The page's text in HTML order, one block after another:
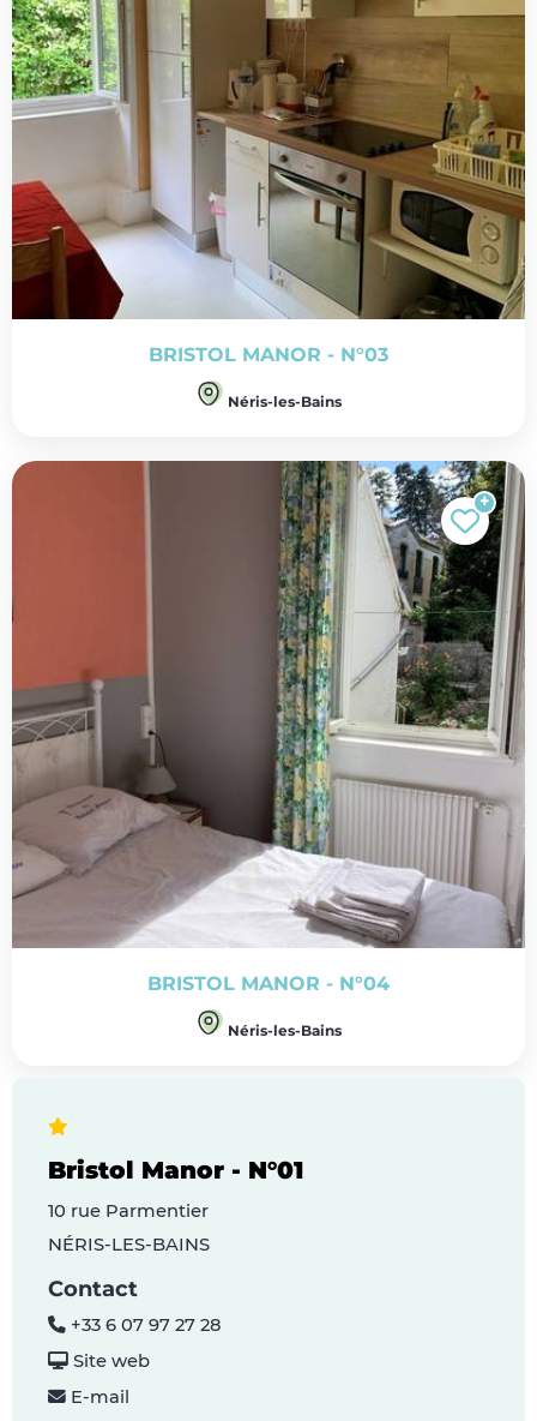
BRISTOL MANOR - N°03
Néris-les-Bains
BRISTOL MANOR - N°04
Néris-les-Bains
Bristol Manor - N°01
10 rue Parmentier
NÉRIS-LES-BAINS
Contact
+33 6 07 97 27 28
Site web
E-mail